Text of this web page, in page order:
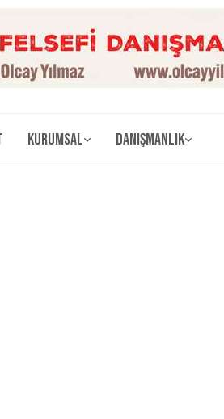
Kurumsal Danışmanlık